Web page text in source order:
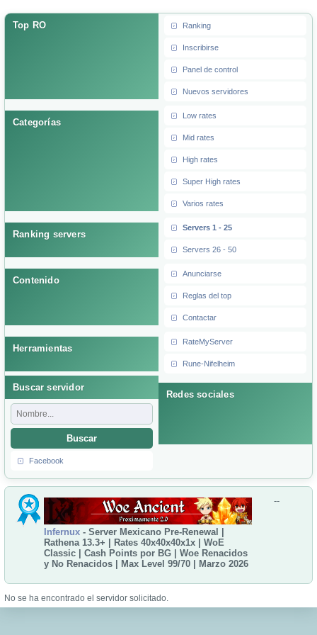
Top RO Ranking
Inscribirse
Panel de control
Nuevos servidores
Categorías
Low rates
Mid rates
High rates
Super High rates
Varios rates
Ranking servers
Servers 1 - 25
Servers 26 - 50
Contenido
Anunciarse
Reglas del top
Contactar
Herramientas
RateMyServer
Rune-Nifelheim
Buscar servidor
Buscar
Redes sociales
Facebook
Infernux - Server Mexicano Pre-Renewal |
Rathena 13.3+ | Rates 40x40x40x1x | WoE
Classic | Cash Points por BG | Woe Renacidos
y No Renacidos | Max Level 99/70 | Marzo 2026
--
No se ha encontrado el servidor solicitado.